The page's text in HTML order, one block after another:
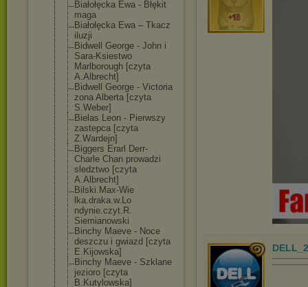
Białołęcka Ewa - Błękit
maga
Białołęcka Ewa – Tkacz
iluzji
Bidwell George - John i
Sara-Ksiestwo
Marlborough [czyta
A.Albrecht]
Bidwell George - Victoria
zona Alberta [czyta
S.Weber]
Bielas Leon - Pierwszy
zastepca [czyta
Z.Wardejn]
Biggers Erarl Derr-
Charle Chan prowadzi
sledztwo [czyta
A.Albrecht]
Bilski.Max-Wie
lka.draka.w.Lo
ndynie.czyt.R.
Siemianowski
Binchy Maeve - Noce
deszczu i gwiazd [czyta
E.Kijowska]
Binchy Maeve - Szklane
jezioro [czyta
B.Kutylowska]